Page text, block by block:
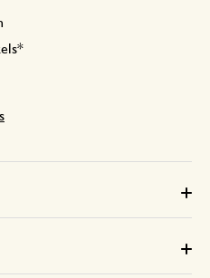
een score, geen toelichting